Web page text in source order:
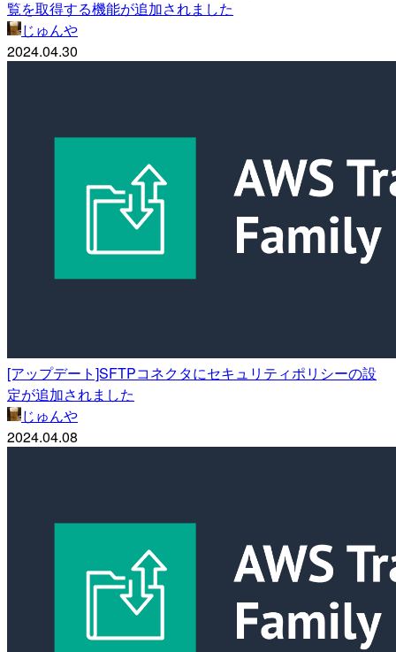
覧を取得する機能が追加されました
じゅんや
2024.04.30
[アップデート]SFTPコネクタにセキュリティポリシーの設
定が追加されました
じゅんや
2024.04.08